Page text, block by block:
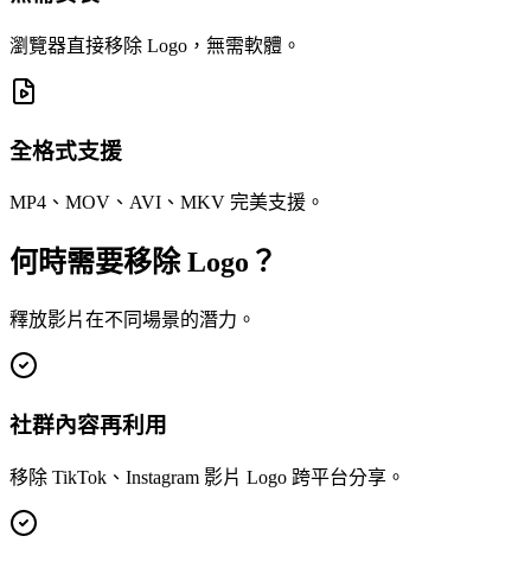
瀏覽器直接移除 Logo，無需軟體。
全格式支援
MP4、MOV、AVI、MKV 完美支援。
何時需要移除 Logo？
釋放影片在不同場景的潛力。
社群內容再利用
移除 TikTok、Instagram 影片 Logo 跨平台分享。